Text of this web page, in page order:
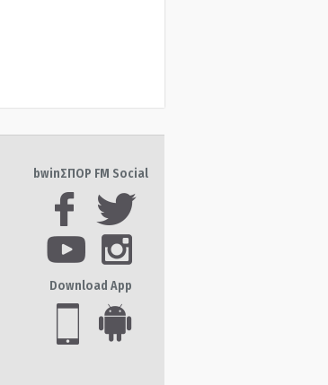
bwinΣΠΟΡ FM Social
Download App